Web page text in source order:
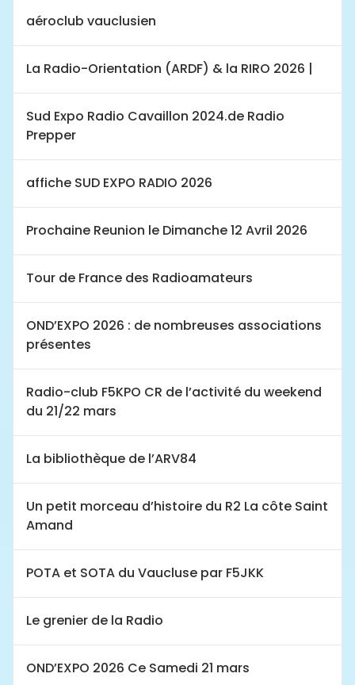
aéroclub vauclusien
La Radio-Orientation (ARDF) & la RIRO 2026 |
Sud Expo Radio Cavaillon 2024.de Radio
Prepper
affiche SUD EXPO RADIO 2026
Prochaine Reunion le Dimanche 12 Avril 2026
Tour de France des Radioamateurs
OND’EXPO 2026 : de nombreuses associations
présentes
Radio-club F5KPO CR de l’activité du weekend
du 21/22 mars
La bibliothèque de l’ARV84
Un petit morceau d’histoire du R2 La côte Saint
Amand
POTA et SOTA du Vaucluse par F5JKK
Le grenier de la Radio
OND’EXPO 2026 Ce Samedi 21 mars